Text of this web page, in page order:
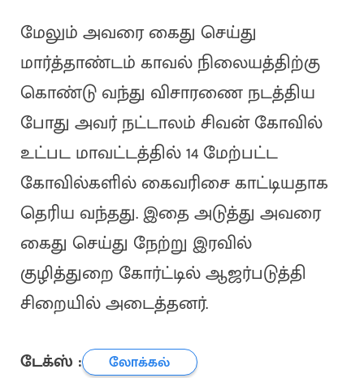
மேலும் அவரை கைது செய்து
மார்த்தாண்டம் காவல் நிலையத்திற்கு
கொண்டு வந்து விசாரணை நடத்திய
போது அவர் நட்டாலம் சிவன் கோவில்
உட்பட மாவட்டத்தில் 14 மேற்பட்ட
கோவில்களில் கைவரிசை காட்டியதாக
தெரிய வந்தது. இதை அடுத்து அவரை
கைது செய்து நேற்று இரவில்
குழித்துறை கோர்ட்டில் ஆஜர்படுத்தி
சிறையில் அடைத்தனர்.
டேக்ஸ் :
லோக்கல்